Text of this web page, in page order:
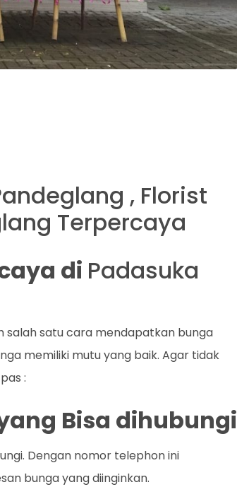
, Florist
Terpercaya
di Padasuka
salah satu cara mendapatkan bunga
memiliki mutu yang baik. Agar tidak
:
Bisa dihubungi
Dengan nomor telephon ini
bunga yang diinginkan.